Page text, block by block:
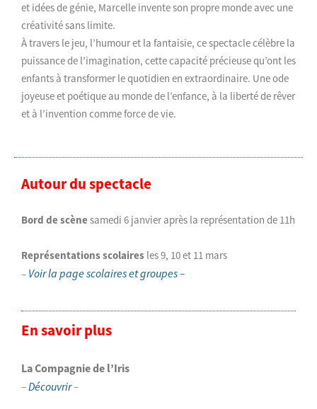
et idées de génie, Marcelle invente son propre monde avec une
créativité sans limite.
À travers le jeu, l’humour et la fantaisie, ce spectacle célèbre la
puissance de l’imagination, cette capacité précieuse qu’ont les
enfants à transformer le quotidien en extraordinaire. Une ode
joyeuse et poétique au monde de l’enfance, à la liberté de rêver
et à l’invention comme force de vie.
Autour du spectacle
Bord de scène samedi 6 janvier après la représentation de 11h
Représentations scolaires les 9, 10 et 11 mars
– Voir la page scolaires et groupes –
En savoir plus
La Compagnie de l’Iris
–Découvrir–